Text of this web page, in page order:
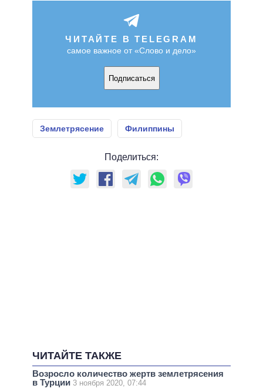
ЧИТАЙТЕ В TELEGRAM
самое важное от «Слово и дело»
Подписаться
Землетрясение Филиппины
Поделиться:
ЧИТАЙТЕ ТАКЖЕ
Возросло количество жертв землетрясения
в Турции 3 ноября 2020, 07:44